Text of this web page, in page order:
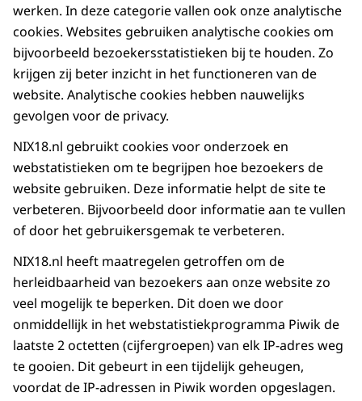
werken. In deze categorie vallen ook onze analytische
cookies. Websites gebruiken analytische cookies om
bijvoorbeeld bezoekersstatistieken bij te houden. Zo
krijgen zij beter inzicht in het functioneren van de
website. Analytische cookies hebben nauwelijks
gevolgen voor de privacy.
NIX18.nl gebruikt cookies voor onderzoek en
webstatistieken om te begrijpen hoe bezoekers de
website gebruiken. Deze informatie helpt de site te
verbeteren. Bijvoorbeeld door informatie aan te vullen
of door het gebruikersgemak te verbeteren.
NIX18.nl heeft maatregelen getroffen om de
herleidbaarheid van bezoekers aan onze website zo
veel mogelijk te beperken. Dit doen we door
onmiddellijk in het webstatistiekprogramma Piwik de
laatste 2 octetten (cijfergroepen) van elk IP-adres weg
te gooien. Dit gebeurt in een tijdelijk geheugen,
voordat de IP-adressen in Piwik worden opgeslagen.